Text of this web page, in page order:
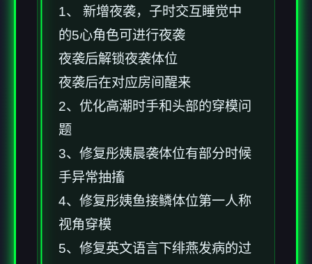
1、 新增夜袭，子时交互睡觉中
的5心角色可进行夜袭
夜袭后解锁夜袭体位
夜袭后在对应房间醒来
2、优化高潮时手和头部的穿模问
题
3、修复彤姨晨袭体位有部分时候
手异常抽搐
4、修复彤姨鱼接鳞体位第一人称
视角穿模
5、修复英文语言下绯燕发病的过